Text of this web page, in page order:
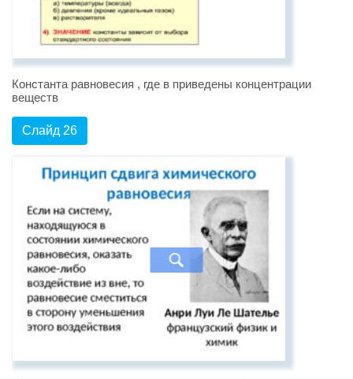
Константа равновесия , где в приведены концентрации
веществ
Слайд 26